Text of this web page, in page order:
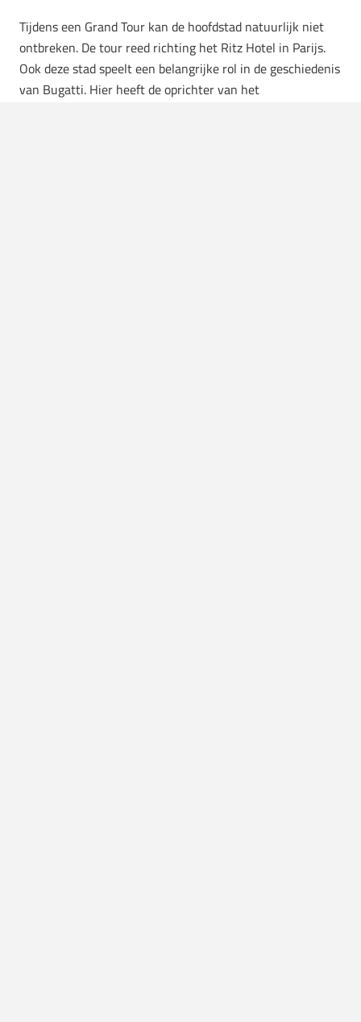
Tijdens een Grand Tour kan de hoofdstad natuurlijk niet
ontbreken. De tour reed richting het Ritz Hotel in Parijs.
Ook deze stad speelt een belangrijke rol in de geschiedenis
van Bugatti. Hier heeft de oprichter van het